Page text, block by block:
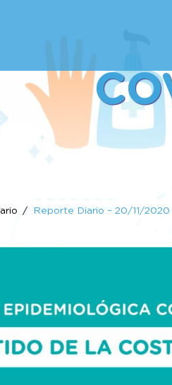
Reporte Diario – 20/11/2020